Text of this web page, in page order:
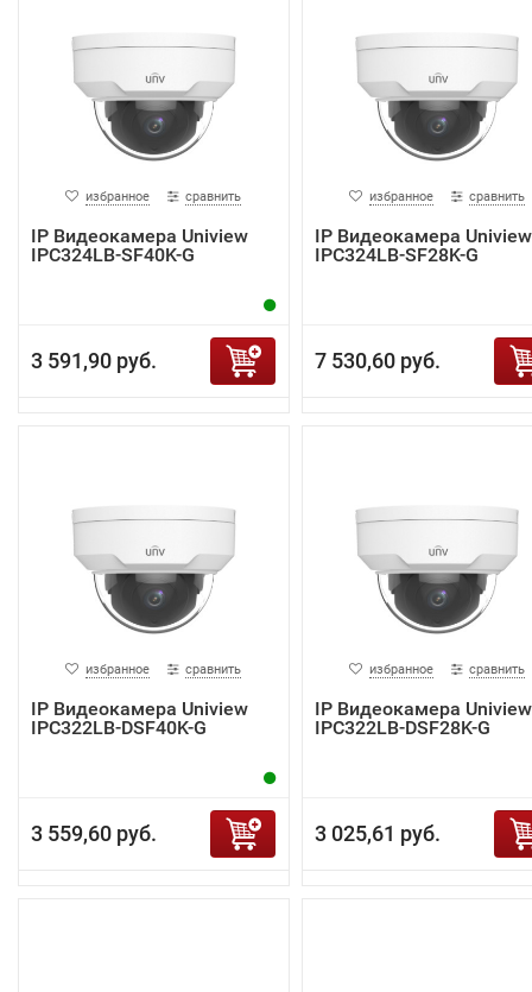
избранное сравнить
IP Видеокамера Uniview
IPC324LB-SF40K-G
3 591,90 руб.
избранное сравнить
IP Видеокамера Uniview
IPC324LB-SF28K-G
7 530,60 руб.
избранное сравнить
IP Видеокамера Uniview
IPC322LB-DSF40K-G
3 559,60 руб.
избранное сравнить
IP Видеокамера Uniview
IPC322LB-DSF28K-G
3 025,61 руб.